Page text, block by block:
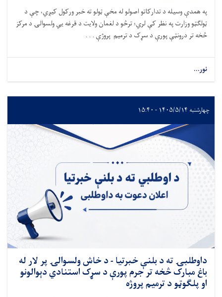
په همدې وسیله د تدارکاتو اصولو له مخې ټولو ته خبر ورکول کیږي، چې د
ټولګټو وزارت په نظرکې لري؛ ترڅو د لغمان ولایت د قرغه‌یي ولسوالۍ د مرکز
څخه تر درونټې پورې د سړک د ترمیم پروژې . . .
نور...
چهارشنبه ۱۴۰۵/۵/۱۴ - ۱۵:۴۰
داوطلبۍ ته د بلنې خبرتیا - د خاش ولسوالۍ پر لار له
باغ مبارک څخه تر جرم پورې د سړک استنادي دېوالونو
او پلګوټو د ترمیم پروژه